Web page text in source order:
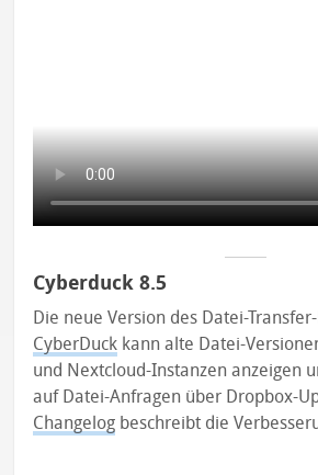
Cyberduck 8.5
Die neue Version des Datei-
CyberDuck kann alte Datei-
und Nextcloud-Instanzen anzeigen
auf Datei-Anfragen über Dropbox-
Changelog beschreibt die